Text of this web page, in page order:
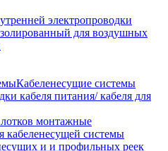
электропроводки
для воздушных
Кабеленесущие системы
кабеля питания/ кабеля для
монтажные
кабеленесущей системы
и и профильных реек